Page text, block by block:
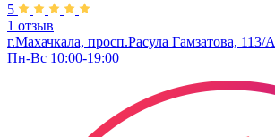
5
1 отзыв
г.Махачкала, ​просп.Расула Гамзатова, 113/А
Пн-Вс 10:00-19:00